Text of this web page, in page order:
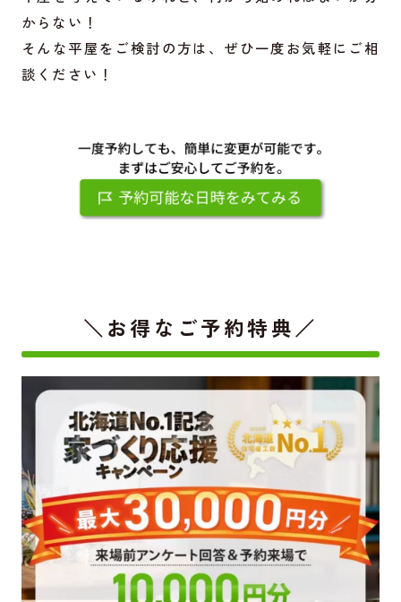
からない！
そんな平屋をご検討の方は、ぜひ一度お気軽にご相
談ください！
＼お得なご予約特典／